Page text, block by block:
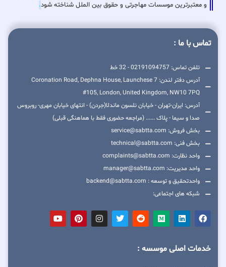
و معتبرترین موسسات مهاجرتی و حقوق بین الملل شناخته شود.
تماس با ما :
تلفن تماس: 02191094757 - 32 خط
آدرس دفتر لندن: 7 Coronation Road, Dephna House, Launchese
#105, London, United Kingdom, NW10 7PQ
آدرس: ایران-تهران - خیابان نلسون ماندلا(جردن) - انتهای خیابان مهری- روبروس
صدا و سیما - پلاک ...... (مراجعه حضوری فقط با هماهنگی قبلی)
بخش فروش: service@sabtta.com
بخش فنی: technical@sabtta.com
واحد نظارت: complaints@sabtta.com
واحد مدیریت: manager@sabtta.com
واحدتحقیق و توسعه : backend@sabtta.com
شبکه های اجتماعی:
خدمات اصلی موسسه :